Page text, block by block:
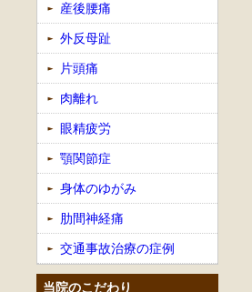
産後腰痛
外反母趾
片頭痛
肉離れ
眼精疲労
顎関節症
身体のゆがみ
肋間神経痛
交通事故治療の症例
当院のこだわり